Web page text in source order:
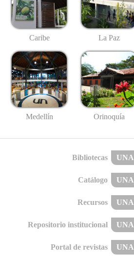
Caribe La Paz
Medellín Orinoquía
Bibliotecas
Catálogo
Recursos
Repositorio institucional
Portal de revistas